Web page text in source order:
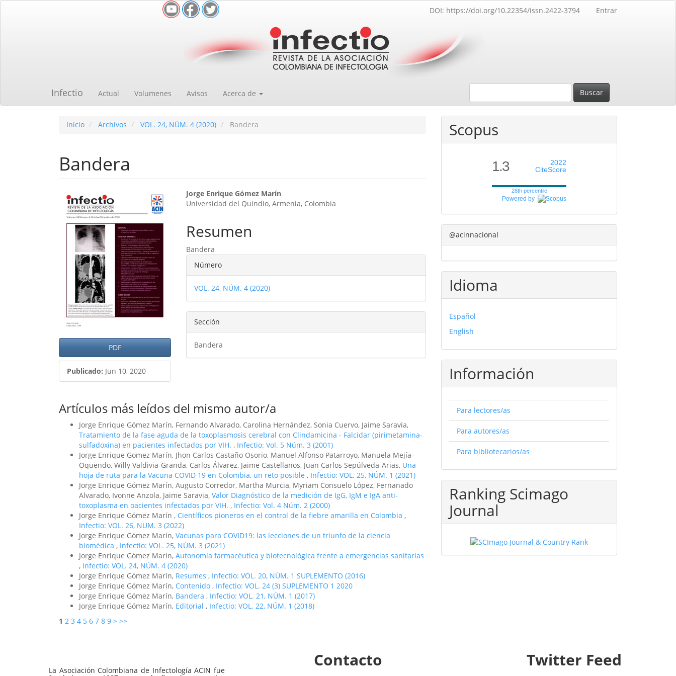
DOI: https://doi.org/10.22354/issn.2422-3794 Entrar
Infectio Actual Volumenes Avisos Acerca de Buscar
Inicio Archivos VOL. 24, NÚM. 4 (2020) Bandera
Bandera
Barra
lateral
del
artículo
PDF
Publicado: Jun 10, 2020
Contenido
principal
del
artículo
Jorge Enrique Gómez Marín
Universidad del Quindio, Armenia, Colombia
Resumen
Bandera
Detalles
del
artículo
Número
VOL. 24, NÚM. 4 (2020)
Sección
Bandera
Artículos más leídos del mismo autor/a
Jorge Enrique Gómez Marín, Fernando Alvarado, Carolina Hernández, Sonia Cuervo, Jaime Saravia,
Tratamiento de la fase aguda de la toxoplasmosis cerebral con Clindamicina - Falcidar (pirimetamina-
sulfadoxina) en pacientes infectados por VIH. , Infectio: Vol. 5 Núm. 3 (2001)
Jorge Enrique Gomez Marín, Jhon Carlos Castaño Osorio, Manuel Alfonso Patarroyo, Manuela Mejía-
Oquendo, Willy Valdivia-Granda, Carlos Álvarez, Jaime Castellanos, Juan Carlos Sepúlveda-Arias, Una
hoja de ruta para la Vacuna COVID 19 en Colombia, un reto posible , Infectio: VOL. 25, NÚM. 1 (2021)
Jorge Enrique Gómez Marín, Augusto Corredor, Martha Murcia, Myriam Consuelo López, Fernanado
Alvarado, Ivonne Anzola, Jaime Saravia, Valor Diagnóstico de la medición de IgG, IgM e IgA anti-
toxoplasma en oacientes infectados por VIH. , Infectio: Vol. 4 Núm. 2 (2000)
Jorge Enrique Gómez Marín , Científicos pioneros en el control de la fiebre amarilla en Colombia ,
Infectio: VOL. 26, NUM. 3 (2022)
Jorge Enrique Gómez Marín, Vacunas para COVID19: las lecciones de un triunfo de la ciencia
biomédica , Infectio: VOL. 25, NÚM. 3 (2021)
Jorge Enrique Gómez Marín, Autonomía farmacéutica y biotecnológica frente a emergencias sanitarias
, Infectio: VOL. 24, NÚM. 4 (2020)
Jorge Enrique Gómez Marín, Resumes , Infectio: VOL. 20, NÚM. 1 SUPLEMENTO (2016)
Jorge Enrique Gómez Marín, Contenido , Infectio: VOL. 24 (3) SUPLEMENTO 1 2020
Jorge Enrique Gómez Marín, Bandera , Infectio: VOL. 21, NÚM. 1 (2017)
Jorge Enrique Gómez Marín, Editorial , Infectio: VOL. 22, NÚM. 1 (2018)
1 2 3 4 5 6 7 8 9 > >>
Scopus
1.3
2022
CiteScore
28th percentile
Powered by
@acinnacional
Idioma
Español
English
Información
Para lectores/as
Para autores/as
Para bibliotecarios/as
Ranking Scimago
Journal
La Asociación Colombiana de Infectología ACIN fue
Contacto Twitter Feed